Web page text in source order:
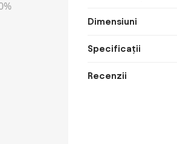
Dimensiuni
Specificații
Recenzii